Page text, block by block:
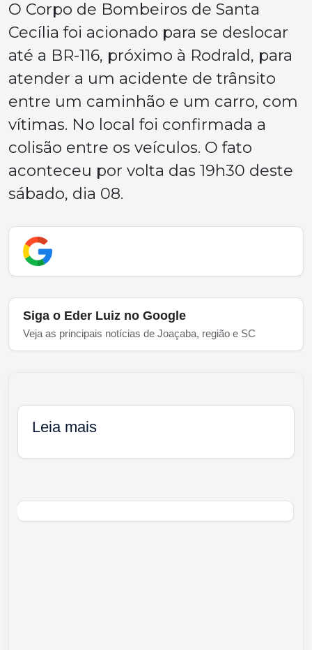
O Corpo de Bombeiros de Santa
Cecília foi acionado para se deslocar
até a BR-116, próximo à Rodrald, para
atender a um acidente de trânsito
entre um caminhão e um carro, com
vítimas. No local foi confirmada a
colisão entre os veículos. O fato
aconteceu por volta das 19h30 deste
sábado, dia 08.
Siga o Eder Luiz no Google
Veja as principais notícias de Joaçaba, região e SC
Leia mais